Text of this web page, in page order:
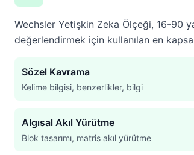
Wechsler Yetişkin Zeka Ölçeği, 16-90
değerlendirmek için kullanılan en
Sözel Kavrama
Kelime bilgisi, benzerlikler, bilgi
Algısal Akıl Yürütme
Blok tasarımı, matris akıl yürütme